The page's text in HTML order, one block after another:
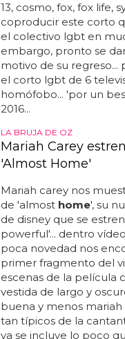
13, cosmo, fox, fox life,
coproducir este corto
el colectivo lgbt en
embargo, pronto se
motivo de su
el corto lgbt de 6
homófobo... 'por un
2016...
LA BRUJA DE OZ
Mariah Carey
'Almost Home'
Mariah carey nos
de 'almost home', su
de disney que se
powerful'... dentro
poca novedad nos
primer fragmento del
escenas de la película
vestida de largo y
buena y menos
tan típicos de la
ya se incluye lo poco